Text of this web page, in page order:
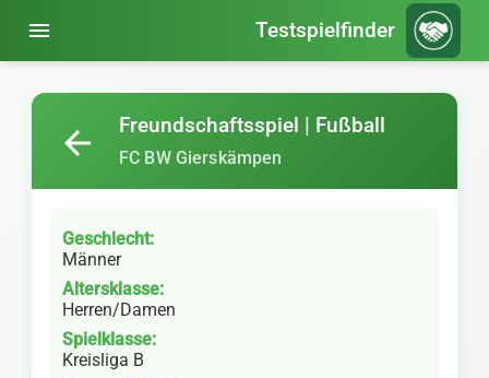
menu Testspielfinder
Freundschaftsspiel | Fußball
FC BW Gierskämpen
arrow_back
Geschlecht:
Männer
Altersklasse:
Herren/Damen
Spielklasse:
Kreisliga B